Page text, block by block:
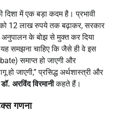
में एक बड़ा कदम है। प्रभावी
12 लाख रुपये तक बढ़ाकर, सरकार
अनुपालन के बोझ से मुक्त कर दिया
समझना चाहिए कि जैसे ही वे इस
समाप्त हो जाएगी और
हो जाएगी,” प्रसिद्ध अर्थशास्त्री और
डॉ. अरविंद विरमानीकहते हैं।
गणना